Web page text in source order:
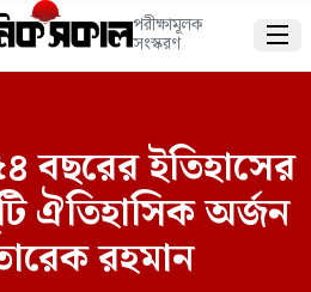
পরীক্ষামূলক
সংস্করণ 
বছরের ইতিহাসের
ঐতিহাসিক অর্জন
রহমান